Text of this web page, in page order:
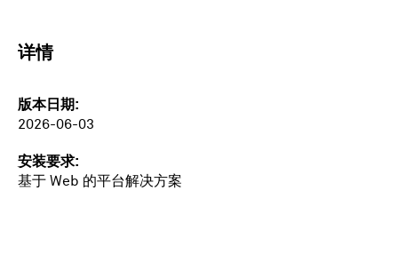
详情
版本日期
2026-06-03
安装要求
基于 Web 的平台解决方案